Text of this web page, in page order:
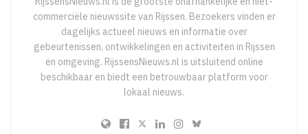
commerciële nieuwssite van Rijssen. Bezoekers vinden er
dagelijks actueel nieuws en informatie over
gebeurtenissen, ontwikkelingen en activiteiten in Rijssen
en omgeving. RijssensNieuws.nl is uitsluitend online
beschikbaar en biedt een betrouwbaar platform voor
lokaal nieuws.